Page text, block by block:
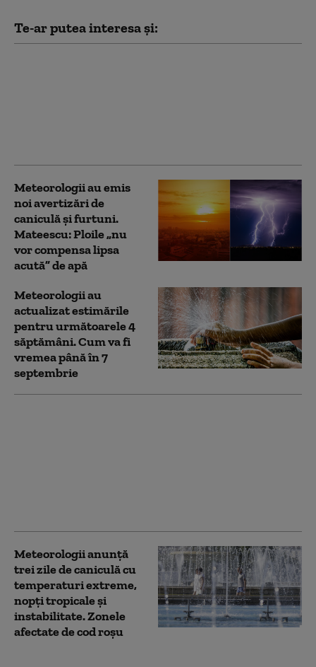
Te-ar putea interesa și:
Meteorologii au emis
noi avertizări de
caniculă și furtuni.
Mateescu: Ploile „nu
vor compensa lipsa
acută” de apă
Meteorologii au
actualizat estimările
pentru următoarele 4
săptămâni. Cum va fi
vremea până în 7
septembrie
Meteorologii anunță
trei zile de caniculă cu
temperaturi extreme,
nopţi tropicale şi
instabilitate. Zonele
afectate de cod roșu